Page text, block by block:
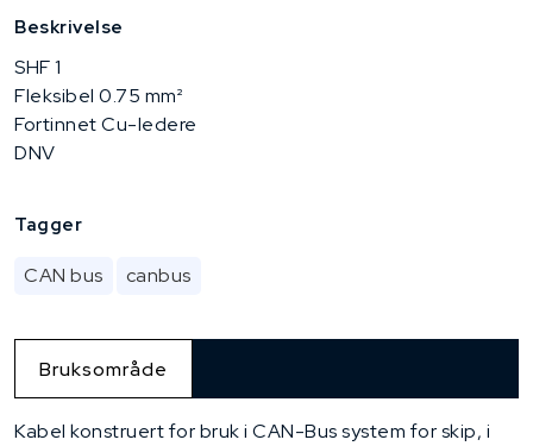
Beskrivelse
SHF 1
Fleksibel 0.75 mm²
Fortinnet Cu-ledere
DNV
Tagger
CAN bus canbus
Bruksområde
Kabel konstruert for bruk i CAN-Bus system for skip, i